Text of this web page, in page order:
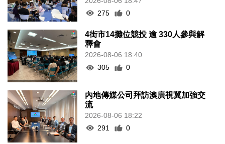
275
0
4街市14攤位競投 逾 330人參與解
釋會
2026-08-06 18:40
305
0
內地傳媒公司拜訪澳廣視冀加強交
流
2026-08-06 18:22
291
0